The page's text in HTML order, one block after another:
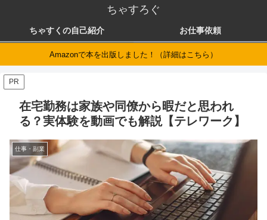
ちゃすろぐ
ちゃすくの自己紹介 お仕事依頼
Amazonで本を出版しました！（詳細はこちら）
PR
在宅勤務は家族や同僚から暇だと思われ
る？実体験を動画でも解説【テレワーク】
仕事・副業